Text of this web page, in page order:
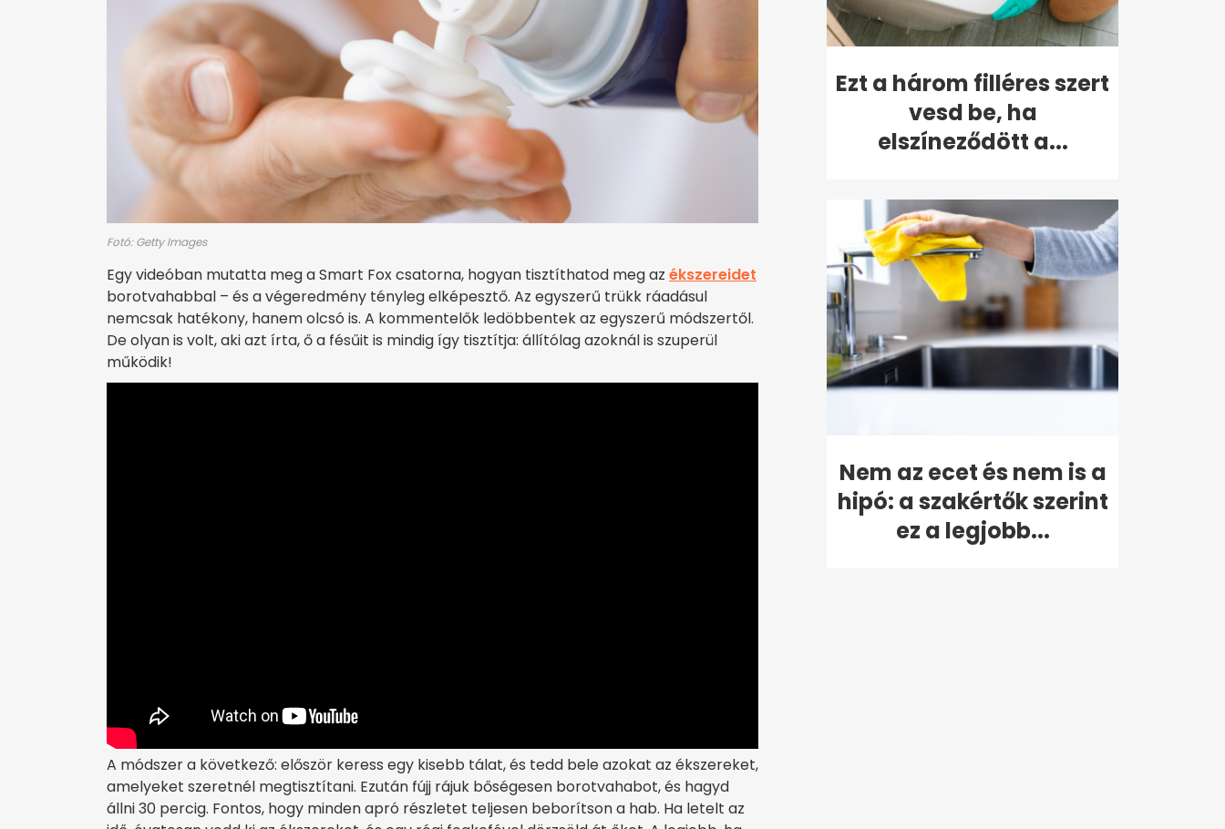
Fotó: Getty Images
Egy videóban mutatta meg a Smart Fox csatorna, hogyan tisztíthatod meg az ékszereidet
borotvahabbal – és a végeredmény tényleg elképesztő. Az egyszerű trükk ráadásul
nemcsak hatékony, hanem olcsó is. A kommentelők ledöbbentek az egyszerű módszertől.
De olyan is volt, aki azt írta, ő a fésűit is mindig így tisztítja: állítólag azoknál is szuperül
működik!
A módszer a következő: először keress egy kisebb tálat, és tedd bele azokat az ékszereket,
amelyeket szeretnél megtisztítani. Ezután fújj rájuk bőségesen borotvahabot, és hagyd
állni 30 percig. Fontos, hogy minden apró részletet teljesen beborítson a hab. Ha letelt az
Ezt a három filléres szert
vesd be, ha
elszíneződött a...
Nem az ecet és nem is a
hipó: a szakértők szerint
ez a legjobb...